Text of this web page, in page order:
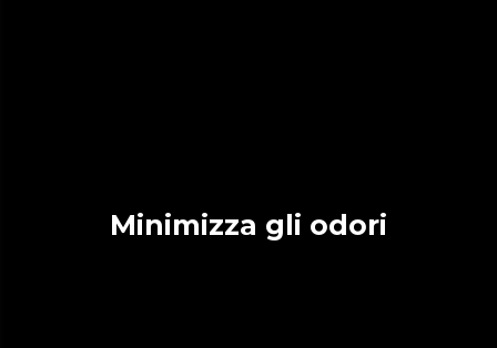
Minimizza gli odori